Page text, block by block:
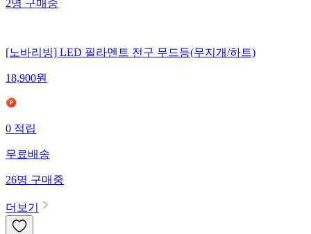
2명구매중
[노바리빙] LED 필라멘트 전구 무드등(무지개/하트)
18,900원
0적립
무료배송
26명구매중
더보기